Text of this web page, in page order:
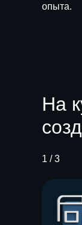
опыта.
На
1 / 3